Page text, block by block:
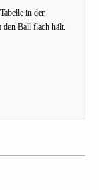
in der
Ball flach hält.